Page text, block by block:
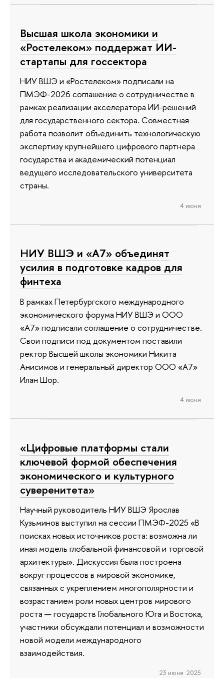
Высшая школа экономики и
«Ростелеком» поддержат ИИ-
стартапы для госсектора
НИУ ВШЭ и «Ростелеком» подписали на
ПМЭФ-2026 соглашение о сотрудничестве в
рамках реализации акселератора ИИ-решений
для государственного сектора. Совместная
работа позволит объединить технологическую
экспертизу крупнейшего цифрового партнера
государства и академический потенциал
ведущего исследовательского университета
страны.
4 июня
НИУ ВШЭ и «А7» объединят
усилия в подготовке кадров для
финтеха
В рамках Петербургского международного
экономического форума НИУ ВШЭ и ООО
«А7» подписали соглашение о сотрудничестве.
Свои подписи под документом поставили
ректор Высшей школы экономики Никита
Анисимов и генеральный директор ООО «А7»
Илан Шор.
4 июня
«Цифровые платформы стали
ключевой формой обеспечения
экономического и культурного
суверенитета»
Научный руководитель НИУ ВШЭ Ярослав
Кузьминов выступил на сессии ПМЭФ-2025 «В
поисках новых источников роста: возможна ли
иная модель глобальной финансовой и торговой
архитектуры». Дискуссия была построена
вокруг процессов в мировой экономике,
связанных с укреплением многополярности и
возрастанием роли новых центров мирового
роста — государств Глобального Юга и Востока,
участники обсуждали потенциал и возможности
новой модели международного
взаимодействия.
23 июня 2025